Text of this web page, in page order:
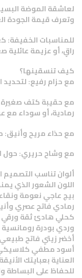
لعاشقة الموضة
وتعرف قيمة الجودة
للمناسبات
راقٍ، أو عزيمة عائلية
كيف تنسقينها؟
مع حزام رفيع:
مع حقيبة كتف صغيرة
رمادية، أو سوداء مع
مع حذاء مريح وأنيق:
مع وشاح حريري: حول
ألوان تناسب التصميم
اللون الشعور الذي
بيج عاجي نعومة
رمادي فاتح عصري
كحلي هادئ ثقة ورقي
وردي بودرة
أخضر زيتي فاتح
أسود مطفي
العناية بعبايتك
للحفاظ على